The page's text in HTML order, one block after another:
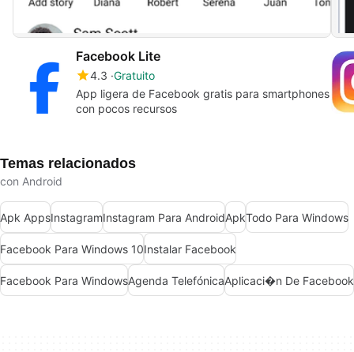
Facebook Lite
4.3 Gratuito
App ligera de Facebook gratis para smartphones
con pocos recursos
Temas relacionados
con Android
Apk AppsInstagramInstagram Para AndroidApkTodo Para Windows
Facebook Para Windows 10Instalar Facebook
Facebook Para WindowsAgenda TelefónicaAplicaci�n De Facebook